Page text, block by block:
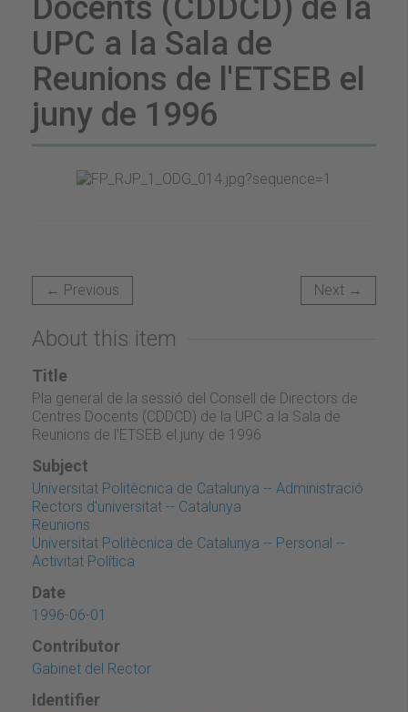
Docents (CDDCD) de la
UPC a la Sala de
Reunions de l'ETSEB el
juny de 1996
← Previous Next →
About this item
Title
Pla general de la sessió del Consell de Directors de
Centres Docents (CDDCD) de la UPC a la Sala de
Reunions de l'ETSEB el juny de 1996
Subject
Universitat Politècnica de Catalunya -- Administració
Rectors d'universitat -- Catalunya
Reunions
Universitat Politècnica de Catalunya -- Personal --
Activitat Política
Date
1996-06-01
Contributor
Gabinet del Rector
Identifier